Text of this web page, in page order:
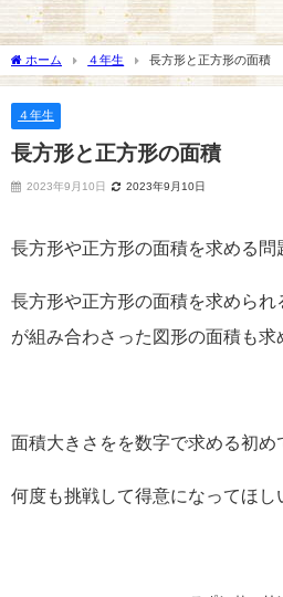
ホーム ４年生 長方形と正方形の面積
４年生
長方形と正方形の面積
2023年9月10日 2023年9月10日
長方形や正方形の面積を求める問
長方形や正方形の面積を求められ
が組み合わさった図形の面積も求
面積大きさをを数字で求める初め
何度も挑戦して得意になってほし